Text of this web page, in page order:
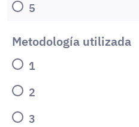
5
Metodología utilizada
1
2
3